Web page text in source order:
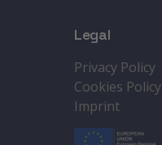
Legal
Privacy Policy
Cookies Policy
Imprint